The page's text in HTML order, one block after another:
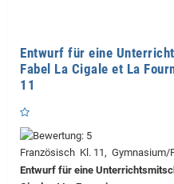
Entwurf für eine
Fabel La Cigale et La
11
Französisch Kl. 11, Gymnasium/
Entwurf für eine